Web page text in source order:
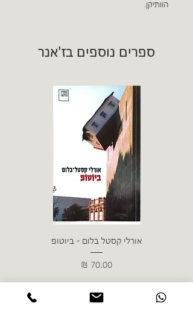
הוותיקן.
ספרים נוספים בז'אנר
אורלי קסטל בלום - ביוטופ
מחיר